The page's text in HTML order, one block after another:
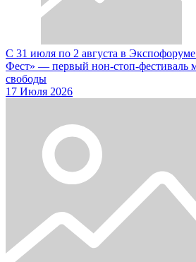
С 31 июля по 2 августа в
Фест» — первый нон-стоп-фестиваль
свободы
17 Июля 2026